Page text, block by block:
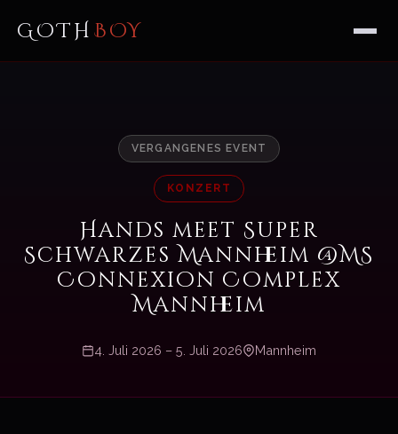
GOTH BOY
VERGANGENES EVENT
KONZERT
Hands meet Super
Schwarzes Mannheim @MS
Connexion Complex
Mannheim
4. Juli 2026 – 5. Juli 2026 Mannheim